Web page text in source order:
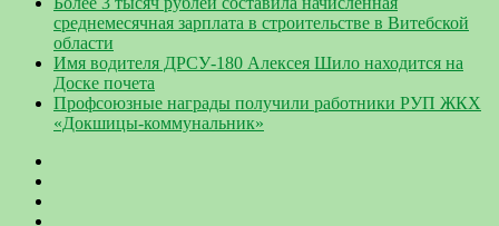
среднемесячная зарплата в строительстве в Витебской
области
Имя водителя ДРСУ-180 Алексея Шило находится на
Доске почета
Профсоюзные награды получили работники РУП ЖКХ
«Докшицы-коммунальник»